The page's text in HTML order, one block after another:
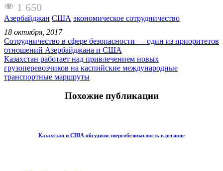
1 650
Азербайджан США экономическое сотрудничество
18 октября, 2017
Сотрудничество в сфере безопасности — один из приоритетов
отношений Азербайджана и США
Казахстан работает над привлечением новых
грузоперевозчиков на каспийские международные
транспортные маршруты
Похожие публикации
Казахстан и США обсудили энергобезопасность в регионе